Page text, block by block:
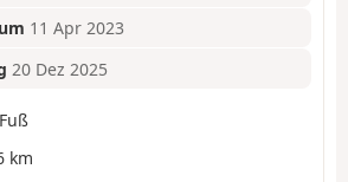
11 Apr 2023
20 Dez 2025
km